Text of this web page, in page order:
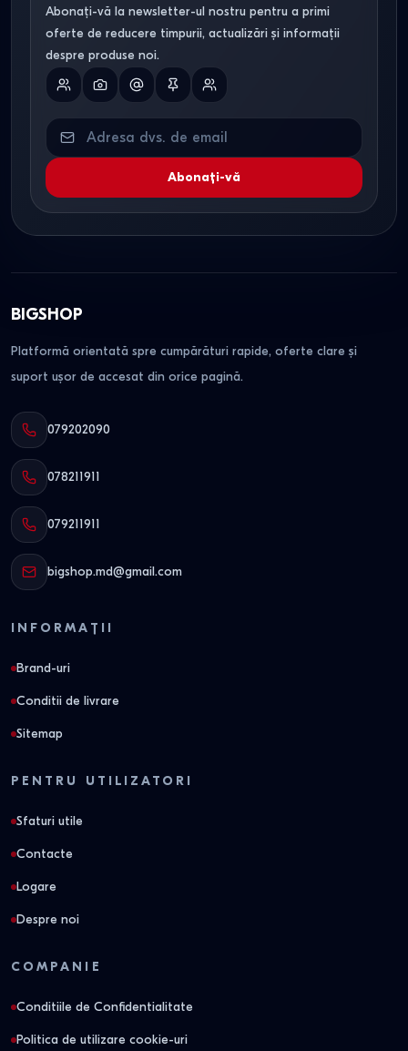
Abonați-vă la newsletter-ul nostru pentru a primi
oferte de reducere timpurii, actualizări și informații
despre produse noi.
Abonați-vă
BIGSHOP
Platformă orientată spre cumpărături rapide, oferte clare și
suport ușor de accesat din orice pagină.
079202090
078211911
079211911
bigshop.md@gmail.com
INFORMAȚII
Brand-uri
Conditii de livrare
Sitemap
PENTRU UTILIZATORI
Sfaturi utile
Contacte
Logare
Despre noi
COMPANIE
Conditiile de Confidentialitate
Politica de utilizare cookie-uri